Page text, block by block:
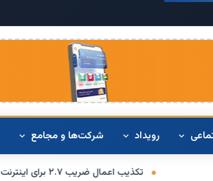
رویداد شرکت‌ها و مجامع
تکذیب اعمال ضریب ۲.۷ برای اینترنت بین‌الملل از سوی سازمان تنظیم مقررات